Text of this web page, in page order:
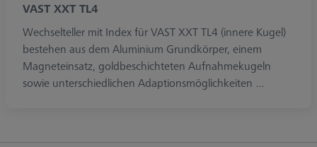
VAST XXT TL4
Wechselteller mit Index für VAST XXT TL4 (innere Kugel)
bestehen aus dem Aluminium Grundkörper, einem
Magneteinsatz, goldbeschichteten Aufnahmekugeln
sowie unterschiedlichen Adaptionsmöglichkeiten ...